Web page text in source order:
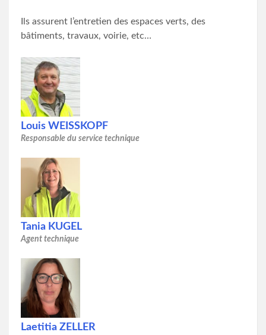
Ils assurent l’entretien des espaces verts, des
bâtiments, travaux, voirie, etc…
Louis WEISSKOPF
Responsable du service technique
Tania KUGEL
Agent technique
Laetitia ZELLER